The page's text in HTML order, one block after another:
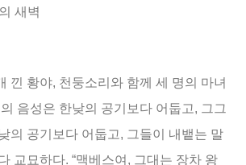
새벽
낀 황야, 천둥소리와 함께 세 명의 마녀
음성은 한낮의 공기보다 어둡고, 그그
의 공기보다 어둡고, 그들이 내뱉는 말
교묘하다. “맥베스여 , 그대는 장차 왕